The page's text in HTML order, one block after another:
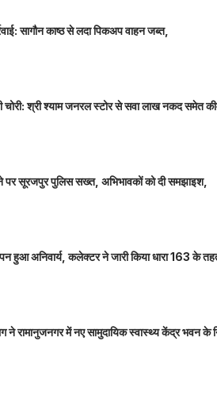
सागौन काष्ठ से लदा पिकअप वाहन जब्त,
श्री श्याम जनरल स्टोर से सवा लाख नकद समेत
पर सूरजपुर पुलिस सख्त, अभिभावकों को दी समझाइश,
हुआ अनिवार्य, कलेक्टर ने जारी किया धारा 163 के
ने रामानुजनगर में नए सामुदायिक स्वास्थ्य केंद्र भवन